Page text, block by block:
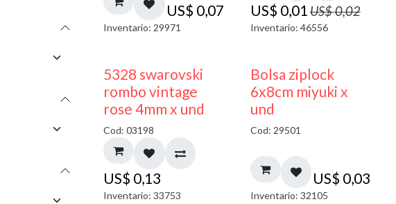
US$ 0,07
Inventario: 29971
US$ 0,01US$0,02
Inventario: 46556
5328 swarovski
rombo vintage
rose 4mm x und
Cod: 03198
US$ 0,13
Inventario: 33753
¡NUEVO!
Bolsa ziplock
6x8cm miyuki x
und
Cod: 29501
US$ 0,03
Inventario: 32105